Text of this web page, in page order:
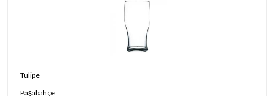
Tulipe
Paşabahçe